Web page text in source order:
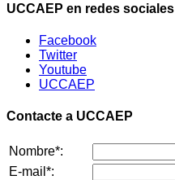
UCCAEP en redes sociales
Facebook
Twitter
Youtube
UCCAEP
Contacte a UCCAEP
Nombre*:
E-mail*: